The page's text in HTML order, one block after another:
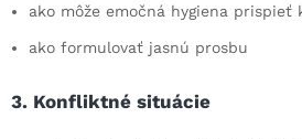
ako môže emočná hygiena prispieť
ako formulovať jasnú prosbu
3. Konfliktné situácie